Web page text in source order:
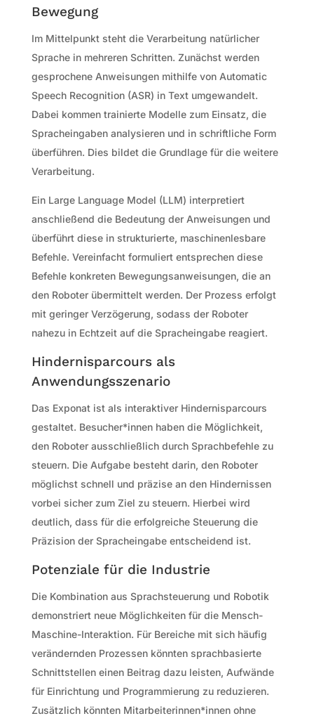
Bewegung
Im Mittelpunkt steht die Verarbeitung natürlicher
Sprache in mehreren Schritten. Zunächst werden
gesprochene Anweisungen mithilfe von Automatic
Speech Recognition (ASR) in Text umgewandelt.
Dabei kommen trainierte Modelle zum Einsatz, die
Spracheingaben analysieren und in schriftliche Form
überführen. Dies bildet die Grundlage für die weitere
Verarbeitung.
Ein Large Language Model (LLM) interpretiert
anschließend die Bedeutung der Anweisungen und
überführt diese in strukturierte, maschinenlesbare
Befehle. Vereinfacht formuliert entsprechen diese
Befehle konkreten Bewegungsanweisungen, die an
den Roboter übermittelt werden. Der Prozess erfolgt
mit geringer Verzögerung, sodass der Roboter
nahezu in Echtzeit auf die Spracheingabe reagiert.
Hindernisparcours als
Anwendungsszenario
Das Exponat ist als interaktiver Hindernisparcours
gestaltet. Besucher*innen haben die Möglichkeit,
den Roboter ausschließlich durch Sprachbefehle zu
steuern. Die Aufgabe besteht darin, den Roboter
möglichst schnell und präzise an den Hindernissen
vorbei sicher zum Ziel zu steuern. Hierbei wird
deutlich, dass für die erfolgreiche Steuerung die
Präzision der Spracheingabe entscheidend ist.
Potenziale für die Industrie
Die Kombination aus Sprachsteuerung und Robotik
demonstriert neue Möglichkeiten für die Mensch-
Maschine-Interaktion. Für Bereiche mit sich häufig
verändernden Prozessen könnten sprachbasierte
Schnittstellen einen Beitrag dazu leisten, Aufwände
für Einrichtung und Programmierung zu reduzieren.
Zusätzlich könnten Mitarbeiterinnen*innen ohne